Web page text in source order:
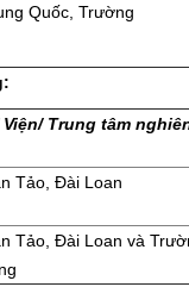
Quốc, Trường
Trung tâm
Tảo, Đài Loan
Tảo, Đài Loan và